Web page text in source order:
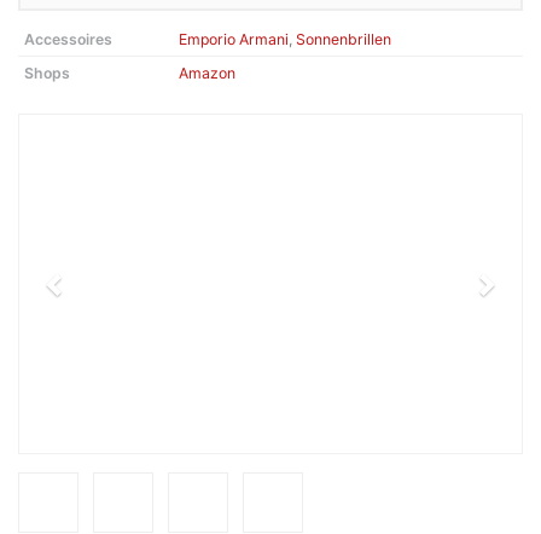
Accessoires Emporio Armani, Sonnenbrillen
Shops
Amazon